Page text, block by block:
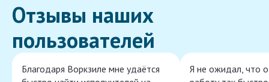
Отзывы наших
пользователей
Благодаря Воркзиле мне удаётся
Я не ожидал, что